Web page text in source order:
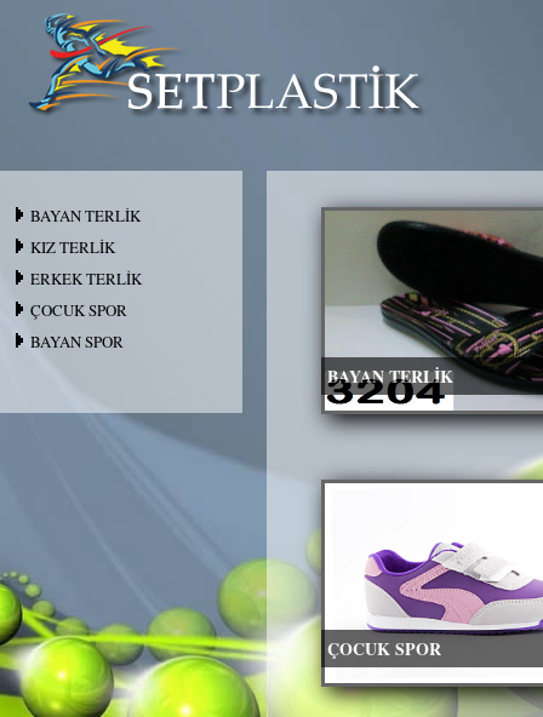
BAYAN TERLİK
KIZ TERLİK
ERKEK TERLİK
ÇOCUK SPOR
BAYAN SPOR
BAYAN TERLİK
ÇOCUK SPOR